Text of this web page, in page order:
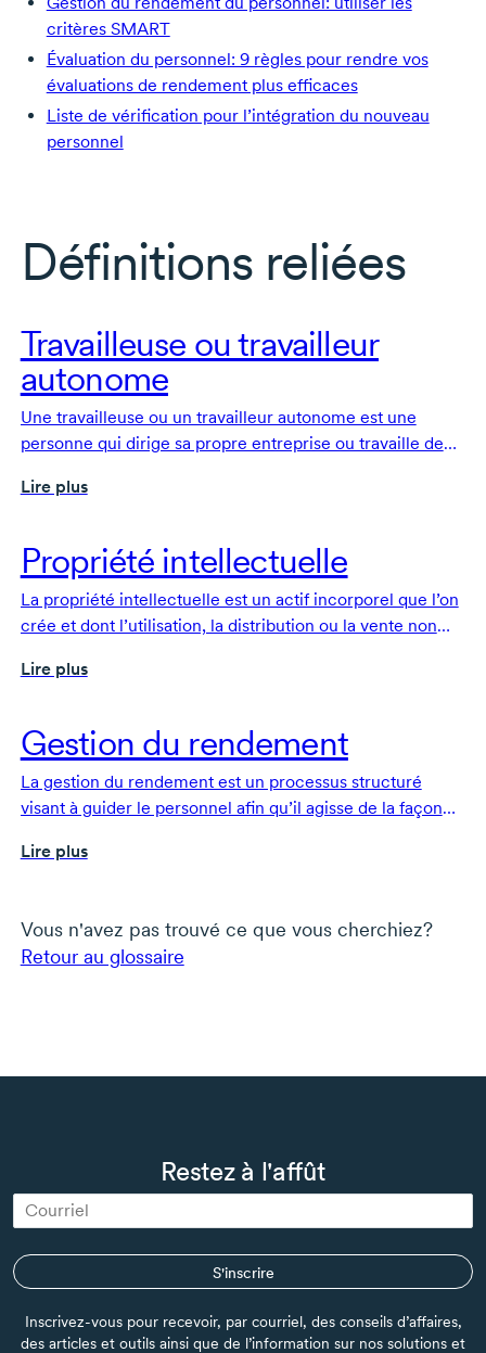
critères SMART
Évaluation du personnel: 9 règles pour rendre vos
évaluations de rendement plus efficaces
Liste de vérification pour l’intégration du nouveau
personnel
Définitions reliées
Travailleuse ou travailleur
autonome
Une travailleuse ou un travailleur autonome est une
personne qui dirige sa propre entreprise ou travaille de
ou un employeur.
Lire plus
Propriété intellectuelle
La propriété intellectuelle est un actif incorporel que l’on
crée et dont l’utilisation, la distribution ou la vente non
Lire plus
Gestion du rendement
La gestion du rendement est un processus structuré
visant à guider le personnel afin qu’il agisse de la façon
objectifs.
Lire plus
Vous n'avez pas trouvé ce que vous cherchiez?
Retour au glossaire
Restez à l'affût
S'inscrire
Inscrivez-vous pour recevoir, par courriel, des conseils d’affaires,
des articles et outils ainsi que de l’information sur nos solutions et